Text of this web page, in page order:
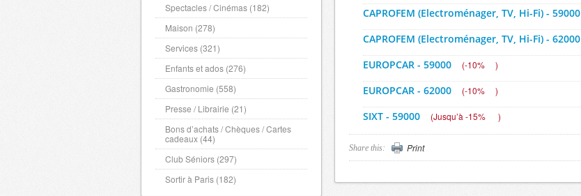
CAPROFEM (Electroménager, TV, Hi-Fi) - 59000
CAPROFEM (Electroménager, TV, Hi-Fi) - 62000
EUROPCAR - 59000 (-10% )
EUROPCAR - 62000 (-10% )
SIXT - 59000 (Jusqu’à -15% )
SIXT - 62000
Share this: Print
Spectacles / Cinémas (182)
Maison (278)
Services (321)
Enfants et ados (276)
Gastronomie (558)
Presse / Librairie (21)
Bons d’achats / Chèques / Cartes
cadeaux (44)
Club Séniors (297)
Sortir à Paris (182)